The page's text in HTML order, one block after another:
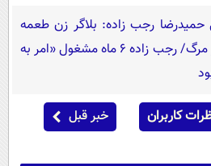
حمیدرضا رجب زاده: بلاگر زن طعمه
کشاندن مداح به قرار مرگ/ رجب زاده 6 ماه مشغول «امر به
کاربران خبر قبل